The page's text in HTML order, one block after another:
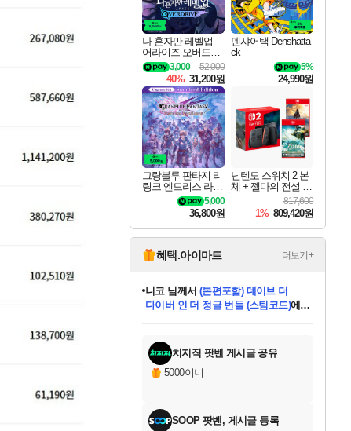
나 혼자만 레벨업
어라이즈 오버드라
이브 디럭스 에디션
Solo Leveling Arise
Overdrive Deluxe Edi
tion
52,000
3,000
40% 31,200원
덴샤어택 Denshatta
ck
5%
24,990원
그랑블루 판타지 리
링크 엔드리스 라그
나로크 업그레이드
킷 Granblue Fantasy
Relink Endless Ragn
arok Upgrade Kit DL
C
5,000
36,800원
닌텐도 스위치 2 본
체 + 젤다의 전설 티
어스 오브 더 킹덤
닌텐도 스위치 2 에
디션 + 젤다의 전설
브레스 오브 더 와
일드 닌텐도 스위치
2 에디션 번들
817,600
1% 809,420원
혜택.아이마트 더보기+
교환.
당첨되셨습니다.
니코님께서 (본편포함) 데이브 더
다이버 인 더 정글 번들 (스팀코드)에
당첨되셨습니다.
당첨되셨습니다.
당첨되셨습니다.
당첨되셨습니다.
당첨되셨습니다.
에디션 (스팀코드)를 교환.
당첨되셨습니다.
치지직 팟벤 게시글 공유
5000이니
SOOP 팟벤, 게시글 등록